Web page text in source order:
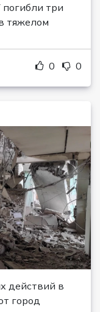
три
тяжелом
0 0
действий в
город